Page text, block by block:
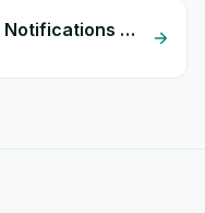
Olivraison + Email Notifications by eGrow